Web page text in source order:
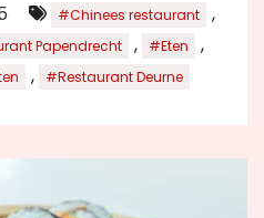
#Chinees restaurant ,
Papendrecht , #Eten ,
, #Restaurant Deurne